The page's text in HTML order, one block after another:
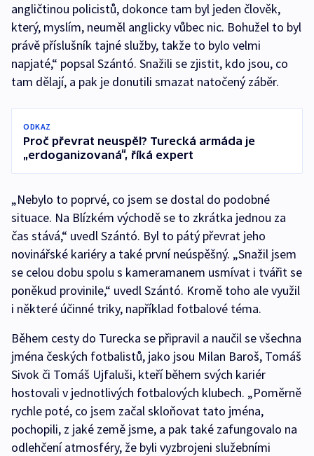
angličtinou policistů, dokonce tam byl jeden člověk,
který, myslím, neuměl anglicky vůbec nic. Bohužel to byl
právě příslušník tajné služby, takže to bylo velmi
napjaté,“ popsal Szántó. Snažili se zjistit, kdo jsou, co
tam dělají, a pak je donutili smazat natočený záběr.
ODKAZ
Proč převrat neuspěl? Turecká armáda je
„erdoganizovaná“, říká expert
„Nebylo to poprvé, co jsem se dostal do podobné
situace. Na Blízkém východě se to zkrátka jednou za
čas stává,“ uvedl Szántó. Byl to pátý převrat jeho
novinářské kariéry a také první neúspěšný. „Snažil jsem
se celou dobu spolu s kameramanem usmívat i tvářit se
poněkud provinile,“ uvedl Szántó. Kromě toho ale využil
i některé účinné triky, například fotbalové téma.
Během cesty do Turecka se připravil a naučil se všechna
jména českých fotbalistů, jako jsou Milan Baroš, Tomáš
Sivok či Tomáš Ujfaluši, kteří během svých kariér
hostovali v jednotlivých fotbalových klubech. „Poměrně
rychle poté, co jsem začal skloňovat tato jména,
pochopili, z jaké země jsme, a pak také zafungovalo na
odlehčení atmosféry, že byli vyzbrojeni služebními